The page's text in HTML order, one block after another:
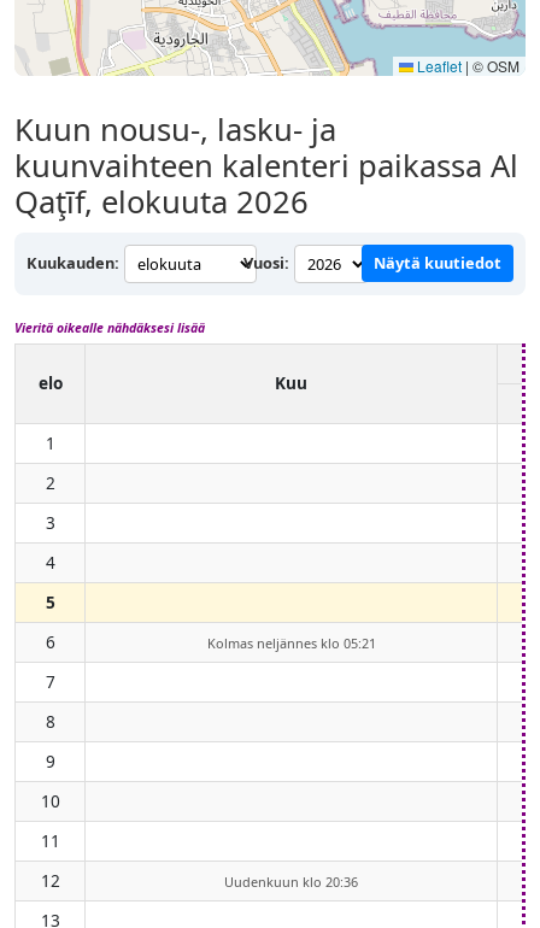
Leaflet | © OSM
Kuun nousu-, lasku- ja
kuunvaihteen kalenteri paikassa Al
Qaţīf, elokuuta 2026
Kuukauden: Vuosi: Näytä kuutiedot
Vieritä oikealle nähdäksesi lisää
elo Kuu
1
2
3
4
5
6
Kolmas neljännes klo 05:21
7
8
9
10
11
12
Uudenkuun klo 20:36
13